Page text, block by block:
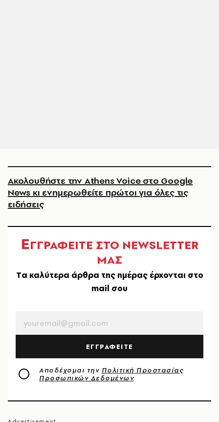
Ακολουθήστε την Athens Voice στο Google
News κι ενημερωθείτε πρώτοι για όλες τις
ειδήσεις
ΕΓΓΡΑΦΕΙΤΕ ΣΤΟ NEWSLETTER
ΜΑΣ
Tα καλύτερα άρθρα της ημέρας έρχονται στο
mail σου
ΕΓΓΡΑΦΕΙΤΕ
Αποδέχομαι την Πολιτική Προστασίας
Προσωπικών Δεδομένων